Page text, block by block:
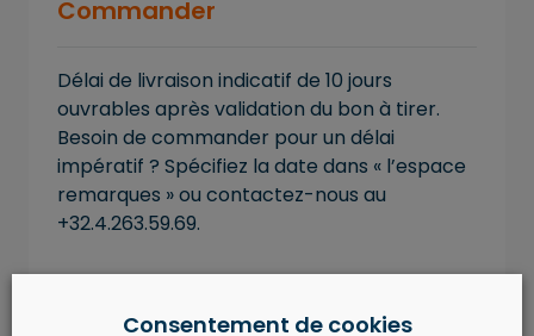
Commander
Délai de livraison indicatif de 10 jours
ouvrables après validation du bon à tirer.
Besoin de commander pour un délai
impératif ? Spécifiez la date dans « l’espace
remarques » ou contactez-nous au
+32.4.263.59.69.
Consentement de cookies